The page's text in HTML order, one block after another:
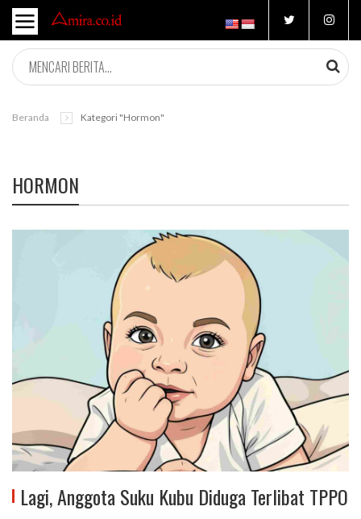
Beranda Kategori "hormon"
HORMON
Lagi, Anggota Suku Kubu Diduga Terlibat TPPO